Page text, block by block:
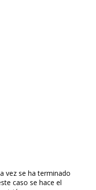
vez se ha terminado
caso se hace el